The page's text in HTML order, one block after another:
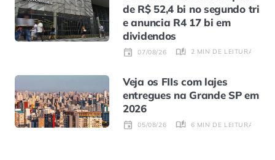
de R$ 52,4 bi no segundo tri
e anuncia R4 17 bi em
dividendos
07/08/26 2 MIN DE LEITURA
Veja os FIIs com lajes
entregues na Grande SP em
2026
05/08/26 6 MIN DE LEITURA